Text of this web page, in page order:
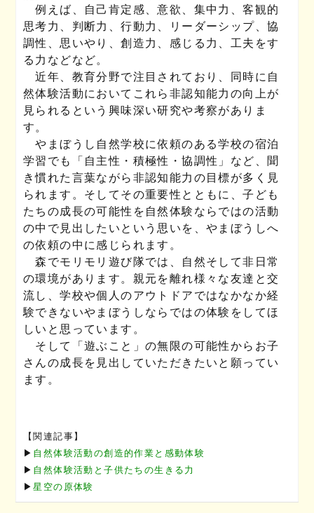
例えば、自己肯定感、意欲、集中力、客観的
思考力、判断力、行動力、リーダーシップ、協
調性、思いやり、創造力、感じる力、工夫をす
る力などなど。
近年、教育分野で注目されており、同時に自
然体験活動においてこれら非認知能力の向上が
見られるという興味深い研究や考察がありま
す。
やまぼうし自然学校に依頼のある学校の宿泊
学習でも「自主性・積極性・協調性」など、聞
き慣れた言葉ながら非認知能力の目標が多く見
られます。そしてその重要性とともに、子ども
たちの成長の可能性を自然体験ならではの活動
の中で見出したいという思いを、やまぼうしへ
の依頼の中に感じられます。
森でモリモリ遊び隊では、自然そして非日常
の環境があります。親元を離れ様々な友達と交
流し、学校や個人のアウトドアではなかなか経
験できないやまぼうしならではの体験をしてほ
しいと思っています。
そして「遊ぶこと」の無限の可能性からお子
さんの成長を見出していただきたいと願ってい
ます。
【関連記事】
▶︎ 自然体験活動の創造的作業と感動体験
▶︎ 自然体験活動と子供たちの生きる力
▶︎星空の原体験